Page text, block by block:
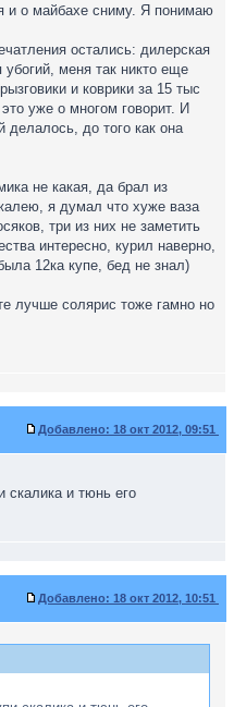
и о майбахе сниму. Я понимаю
остались: дилерская
убогий, меня так никто еще
и коврики за 15 тыс
уже о многом говорит. И
делалось, до того как она
не какая, да брал из
я думал что хуже ваза
три из них не заметить
интересно, курил наверно,
12ка купе, бед не знал)
лучше солярис тоже гамно но
Добавлено: 18 окт 2012, 09:51
скалика и тюнь его
Добавлено: 18 окт 2012, 10:51